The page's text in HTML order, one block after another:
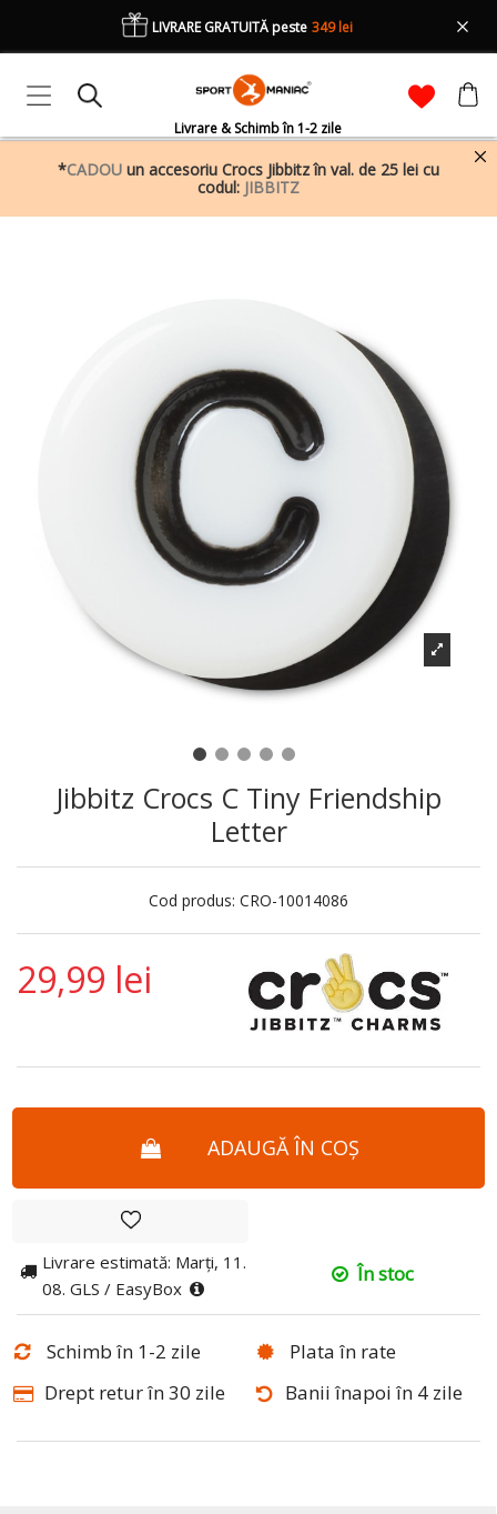
Livrare & Schimb în 1-2 zile
LIVRARE GRATUITĂ peste 349 lei
*CADOU un accesoriu Crocs Jibbitz în val. de 25 lei cu
codul: JIBBITZ
Jibbitz Crocs C Tiny Friendship
Letter
Cod produs: CRO-10014086
29,99 lei
ADAUGĂ ÎN COȘ
Livrare estimată: Marți, 11.
08. GLS / EasyBox
În stoc
Schimb în 1-2 zile
Plata în rate
Drept retur în 30 zile
Banii înapoi în 4 zile